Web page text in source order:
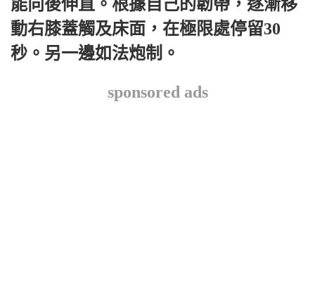
能向後伸直。根據自己的韌帶，逐漸移
動右膝蓋觸及床面，在極限處停留30
秒。另一邊如法炮制。
sponsored ads